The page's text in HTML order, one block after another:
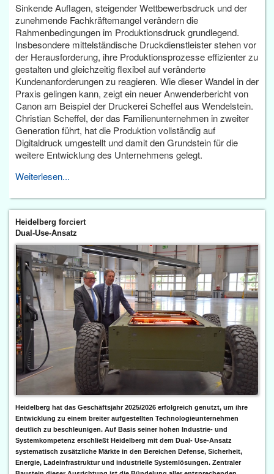
Sinkende Auflagen, steigender Wettbewerbsdruck und der
zunehmende Fachkräftemangel verändern die
Rahmenbedingungen im Produktionsdruck grundlegend.
Insbesondere mittelständische Druckdienstleister stehen vor
der Herausforderung, ihre Produktionsprozesse effizienter zu
gestalten und gleichzeitig flexibel auf veränderte
Kundenanforderungen zu reagieren. Wie dieser Wandel in der
Praxis gelingen kann, zeigt ein neuer Anwenderbericht von
Canon am Beispiel der Druckerei Scheffel aus Wendelstein.
Christian Scheffel, der das Familienunternehmen in zweiter
Generation führt, hat die Produktion vollständig auf
Digitaldruck umgestellt und damit den Grundstein für die
weitere Entwicklung des Unternehmens gelegt.
Weiterlesen...
Heidelberg forciert
Dual-Use-Ansatz
Heidelberg hat das Geschäftsjahr 2025/2026 erfolgreich genutzt, um ihre
Entwicklung zu einem breiter aufgestellten Technologieunternehmen
deutlich zu beschleunigen. Auf Basis seiner hohen Industrie- und
Systemkompetenz erschließt Heidelberg mit dem Dual- Use-Ansatz
systematisch zusätzliche Märkte in den Bereichen Defense, Sicherheit,
Energie, Ladeinfrastruktur und industrielle Systemlösungen. Zentraler